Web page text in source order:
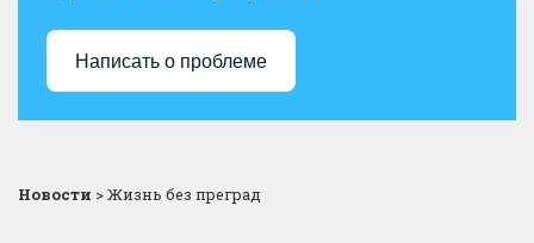
Написать о проблеме
Новости >Жизнь без преград